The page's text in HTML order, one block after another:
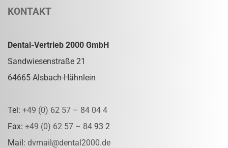
KONTAKT
Dental-Vertrieb 2000 GmbH
Sandwiesenstraße 21
64665 Alsbach-Hähnlein
Tel: +49 (0) 62 57 – 84 04 4
Fax: +49 (0) 62 57 – 84 93 2
Mail: dvmail@dental2000.de